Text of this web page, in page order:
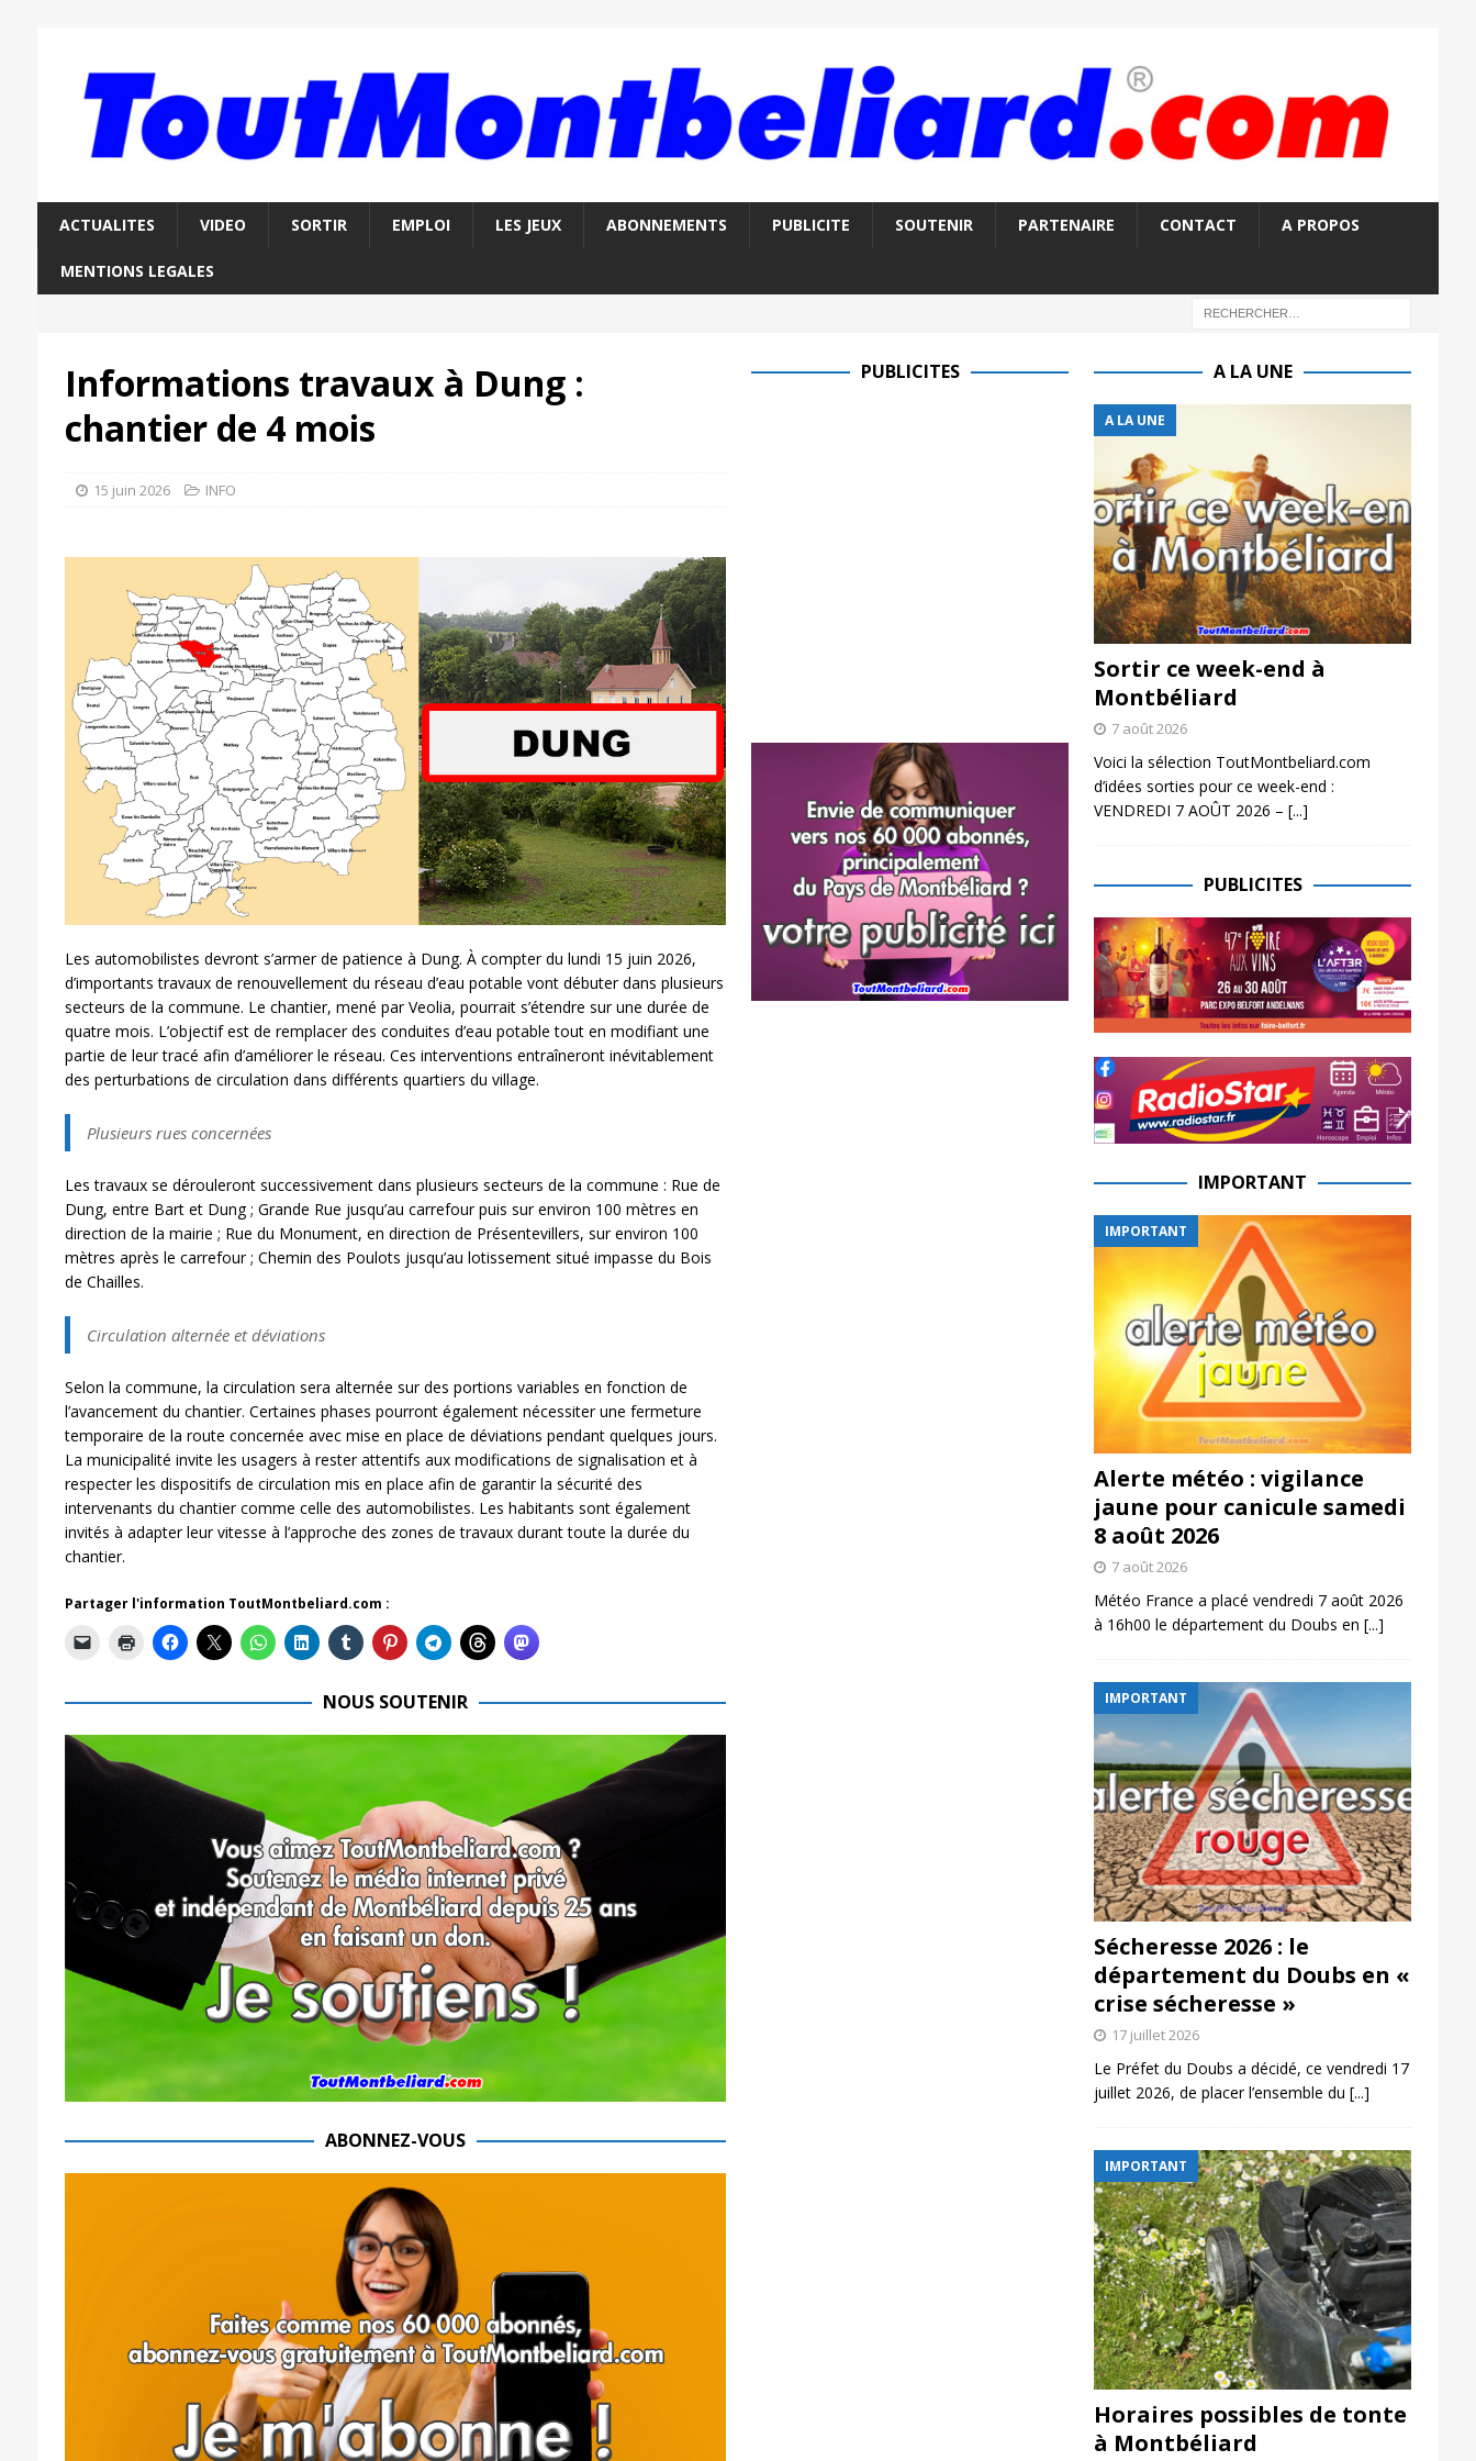
ACTUALITES VIDEO SORTIR EMPLOI LES JEUX ABONNEMENTS PUBLICITE SOUTENIR PARTENAIRE CONTACT A PROPOS
MENTIONS LEGALES
Informations travaux à Dung :
chantier de 4 mois
15 juin 2026 INFO
Les automobilistes devront s’armer de patience à Dung. À compter du lundi 15 juin 2026,
d’importants travaux de renouvellement du réseau d’eau potable vont débuter dans plusieurs
secteurs de la commune. Le chantier, mené par Veolia, pourrait s’étendre sur une durée de
quatre mois. L’objectif est de remplacer des conduites d’eau potable tout en modifiant une
partie de leur tracé afin d’améliorer le réseau. Ces interventions entraîneront inévitablement
des perturbations de circulation dans différents quartiers du village.
Plusieurs rues concernées
Les travaux se dérouleront successivement dans plusieurs secteurs de la commune : Rue de
Dung, entre Bart et Dung ; Grande Rue jusqu’au carrefour puis sur environ 100 mètres en
direction de la mairie ; Rue du Monument, en direction de Présentevillers, sur environ 100
mètres après le carrefour ; Chemin des Poulots jusqu’au lotissement situé impasse du Bois
de Chailles.
Circulation alternée et déviations
Selon la commune, la circulation sera alternée sur des portions variables en fonction de
l’avancement du chantier. Certaines phases pourront également nécessiter une fermeture
temporaire de la route concernée avec mise en place de déviations pendant quelques jours.
La municipalité invite les usagers à rester attentifs aux modifications de signalisation et à
respecter les dispositifs de circulation mis en place afin de garantir la sécurité des
intervenants du chantier comme celle des automobilistes. Les habitants sont également
invités à adapter leur vitesse à l’approche des zones de travaux durant toute la durée du
chantier.
Partager l'information ToutMontbeliard.com :
NOUS SOUTENIR
ABONNEZ-VOUS
PUBLICITES A LA UNE
A LA UNE
Sortir ce week-end à
Montbéliard
7 août 2026
Voici la sélection ToutMontbeliard.com
d’idées sorties pour ce week-end :
VENDREDI 7 AOÛT 2026 – [...]
PUBLICITES
IMPORTANT
IMPORTANT
Alerte météo : vigilance
jaune pour canicule samedi
8 août 2026
7 août 2026
Météo France a placé vendredi 7 août 2026
à 16h00 le département du Doubs en [...]
IMPORTANT
Sécheresse 2026 : le
département du Doubs en «
crise sécheresse »
17 juillet 2026
Le Préfet du Doubs a décidé, ce vendredi 17
juillet 2026, de placer l’ensemble du [...]
IMPORTANT
Horaires possibles de tonte
à Montbéliard